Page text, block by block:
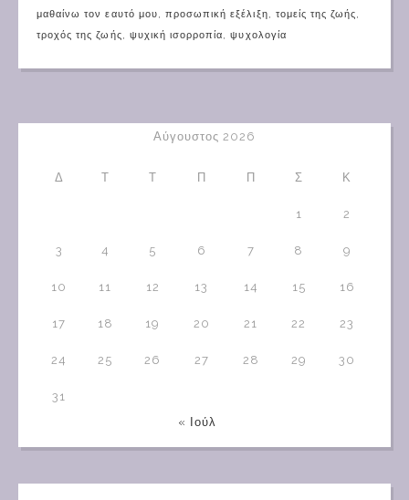
μαθαίνω τον εαυτό μου, προσωπική εξέλιξη, τομείς της ζωής,
τροχός της ζωής, ψυχική ισορροπία,ψυχολογία
Αύγουστος 2026
Δ Τ Τ Π Π Σ Κ
1 2
3 4 5 6 7 8 9
10 11 12 13 14 15 16
17 18 19 20 21 22 23
24 25 26 27 28 29 30
31
« Ιούλ